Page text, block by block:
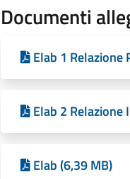
Documenti
Elab 1 Relazione
Elab 2
Elab (6,39 MB)